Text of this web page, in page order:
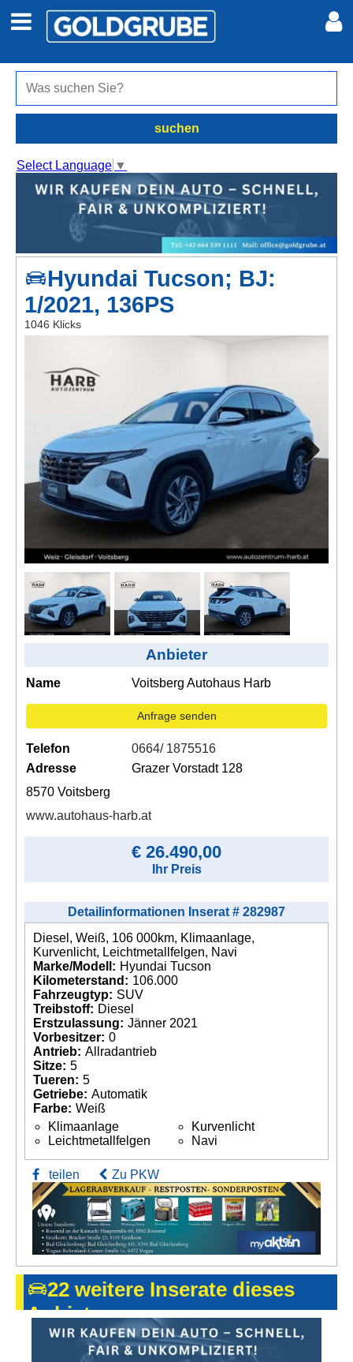
Auto + Motor
Jobs
Marktplatz
Erotik
Auktionen
jetzt inserieren
AGB, Nutzungsbedingungen
Impressum
Meine Inserate
Anmelden
suchen
Select Language ▼
Hyundai Tucson; BJ:
1/2021, 136PS
1046 Klicks
Next
Anbieter
Name Voitsberg Autohaus Harb
Anfrage senden
Telefon
0664/ 1875516
Adresse
Grazer Vorstadt 128
8570 Voitsberg
www.autohaus-harb.at
€ 26.490,00
Ihr Preis
Detailinformationen Inserat # 282987
Diesel, Weiß, 106 000km, Klimaanlage,
Kurvenlicht, Leichtmetallfelgen, Navi
Marke/Modell: Hyundai Tucson
Kilometerstand: 106.000
Fahrzeugtyp: SUV
Treibstoff: Diesel
Erstzulassung: Jänner 2021
Vorbesitzer: 0
Antrieb: Allradantrieb
Sitze: 5
Tueren: 5
Getriebe: Automatik
Farbe: Weiß
Klimaanlage
Kurvenlicht
Leichtmetallfelgen
Navi
teilen Zu PKW
22 weitere Inserate dieses
Anbieters